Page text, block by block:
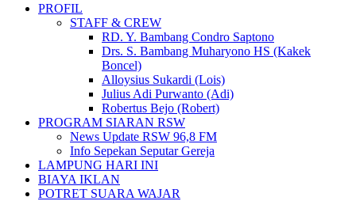
PROFIL
STAFF & CREW
RD. Y. Bambang Condro Saptono
Drs. S. Bambang Muharyono HS (Kakek
Boncel)
Alloysius Sukardi (Lois)
Julius Adi Purwanto (Adi)
Robertus Bejo (Robert)
PROGRAM SIARAN RSW
News Update RSW 96,8 FM
Info Sepekan Seputar Gereja
LAMPUNG HARI INI
BIAYA IKLAN
POTRET SUARA WAJAR